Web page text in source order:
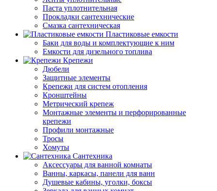
Паста уплотнительная
Прокладки сантехнические
Смазка сантехническая
Пластиковые емкости
Баки для воды и комплектующие к ним
Емкости для дизельного топлива
Крепежи
Дюбели
Защитные элементы
Крепежи для систем отопления
Кронштейны
Метрический крепеж
Монтажные элементы и перфорированные
крепежи
Профили монтажные
Тросы
Хомуты
Сантехника
Аксессуары для ванной комнаты
Ванны, каркасы, панели для ванн
Душевые кабины, уголки, боксы